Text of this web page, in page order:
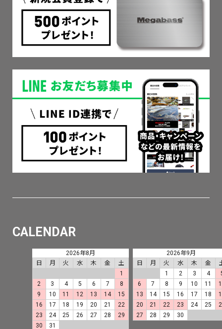
CALENDAR
2026年8月
日
月 火 水 木 金
土
1
2
3 4 5 6 7
8
9
10 11 12 13 14
15
16
17 18 19 20 21
22
23
24 25 26 27 28
29
30
31
2026年9月
日
月 火 水 木 金
1
2 3 4
6
7 8 9 10 11
13
14 15 16 17 18
20
21 22 23 24 25
27
28 29 30